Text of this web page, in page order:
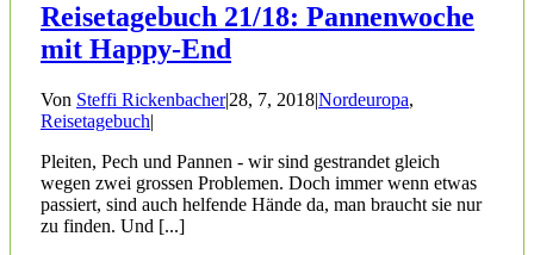
Reisetagebuch 21/18: Pannenwoche
mit Happy-End
Von Steffi Rickenbacher|28, 7, 2018|Nordeuropa,
Reisetagebuch|
Pleiten, Pech und Pannen - wir sind gestrandet gleich
wegen zwei grossen Problemen. Doch immer wenn etwas
passiert, sind auch helfende Hände da, man braucht sie nur
zu finden. Und [...]